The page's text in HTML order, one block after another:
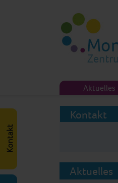
Aktuelles
Kontakt
Aktuelles